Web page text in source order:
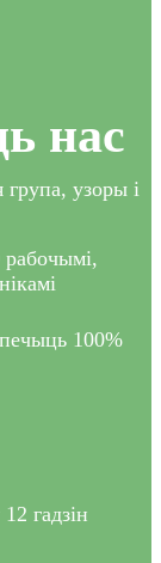
нас
група, узоры і
100%
гадзін